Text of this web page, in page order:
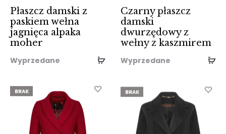
Płaszcz damski z
paskiem wełna
jagnięca alpaka
moher
Wyprzedane
Czarny płaszcz
damski
dwurzędowy z
wełny z kaszmirem
Wyprzedane
BRAK BRAK